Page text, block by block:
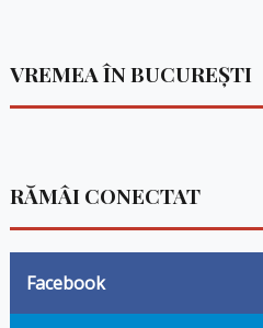
VREMEA ÎN BUCUREȘTI
RĂMÂI CONECTAT
Facebook